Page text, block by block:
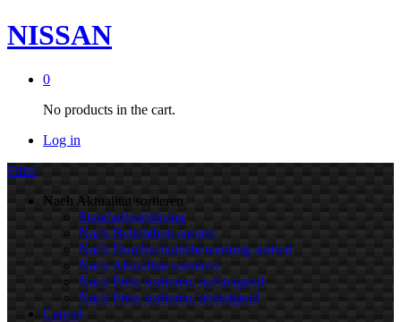
NISSAN
0
No products in the cart.
Log in
Filter
Nach Aktualität sortieren
Standardsortierung
Nach Beliebtheit sortiert
Nach Durchschnittsbewertung sortiert
Nach Aktualität sortieren
Nach Preis sortieren: aufsteigend
Nach Preis sortieren: absteigend
Cancel